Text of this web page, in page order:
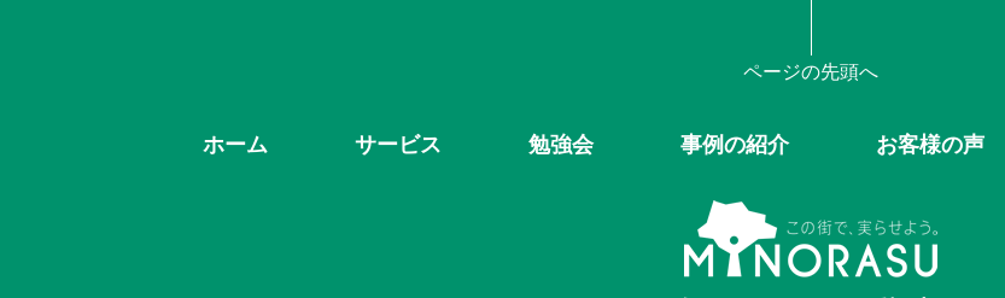
ページの先頭へ
ホーム サービス 勉強会 事例の紹介 お客様の声